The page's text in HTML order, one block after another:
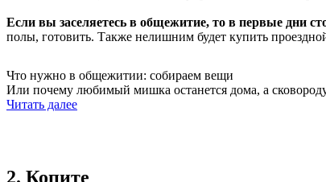
Если вы заселяетесь в общежитие, то в первые дни
полы, готовить. Также нелишним будет купить
Что нужно в общежитии: собираем вещи
Или почему любимый мишка останется дома, а сковороду
Читать далее
2. Копите